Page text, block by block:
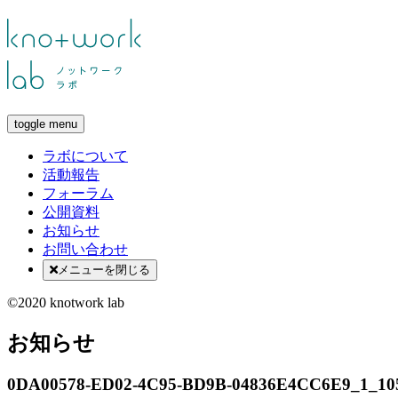
toggle menu
ラボについて
活動報告
フォーラム
公開資料
お知らせ
お問い合わせ
メニューを閉じる
©2020 knotwork lab
お知らせ
0DA00578-ED02-4C95-BD9B-